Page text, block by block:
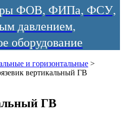
ФОВ, ФИПа, ФСУ,
давлением,
оборудование
и горизонтальные >
вертикальный ГВ
ГВ